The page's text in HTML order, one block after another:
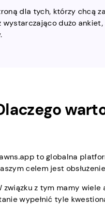
dla tych, którzy chcą
dużo
to globalna
celem jest
związku z tym mamy
wypełnić tyle